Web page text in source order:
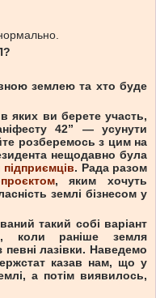
землею та хто буде
яких ви берете участь,
42” — усунути
розберемось з цим на
нещодавно була
. Рада разом
, яким хочуть
землі бізнесом у
такий собі варіант
коли раніше земля
лазівки. Наведемо
казав нам, що у
а потім виявилось,